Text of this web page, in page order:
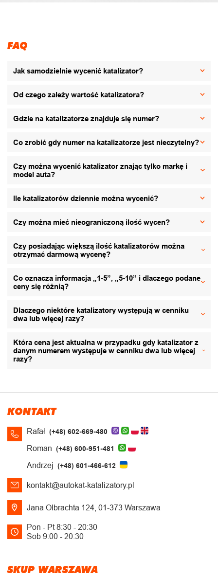
FAQ
Jak samodzielnie wycenić katalizator?
Od czego zależy wartość katalizatora?
Gdzie na katalizatorze znajduje się numer?
Co zrobić gdy numer na katalizatorze jest nieczytelny?
Czy można wycenić katalizator znając tylko markę i
model auta?
Ile katalizatorów dziennie można wycenić?
Czy można mieć nieograniczoną ilość wycen?
Czy posiadając większą ilość katalizatorów można
otrzymać darmową wycenę?
Co oznacza informacja „1-5”, „5-10” i dlaczego podane
ceny się różnią?
Dlaczego niektóre katalizatory występują w cenniku
dwa lub więcej razy?
Która cena jest aktualna w przypadku gdy katalizator z
danym numerem występuje w cenniku dwa lub więcej
razy?
KONTAKT
Rafał (+48) 602-669-480
Roman (+48) 600-951-481
Andrzej (+48) 601-466-612
kontakt@autokat-katalizatory.pl
Jana Olbrachta 124, 01-373 Warszawa
Pon - Pt 8:30 - 20:30
Sob 9:00 - 20:30
SKUP WARSZAWA